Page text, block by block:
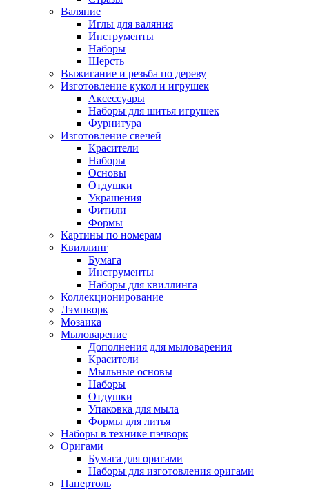
Валяние
Иглы для валяния
Инструменты
Наборы
Шерсть
Выжигание и резьба по дереву
Изготовление кукол и игрушек
Аксессуары
Наборы для шитья игрушек
Фурнитура
Изготовление свечей
Красители
Наборы
Основы
Отдушки
Украшения
Фитили
Формы
Картины по номерам
Квиллинг
Бумага
Инструменты
Наборы для квиллинга
Коллекционирование
Лэмпворк
Мозаика
Мыловарение
Дополнения для мыловарения
Красители
Мыльные основы
Наборы
Отдушки
Упаковка для мыла
Формы для литья
Наборы в технике пэчворк
Оригами
Бумага для оригами
Наборы для изготовления оригами
Папертоль